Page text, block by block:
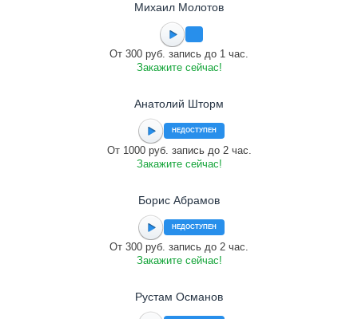
Михаил Молотов
От 300 руб. запись до 1 час.
Закажите сейчас!
Анатолий Шторм
НЕДОСТУПЕН
От 1000 руб. запись до 2 час.
Закажите сейчас!
Борис Абрамов
НЕДОСТУПЕН
От 300 руб. запись до 2 час.
Закажите сейчас!
Рустам Османов